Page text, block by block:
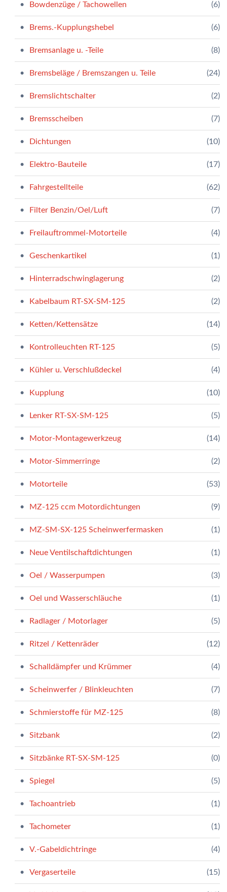
Bowdenzüge / Tachowellen (6)
Brems.-Kupplungshebel (6)
Bremsanlage u. -Teile (8)
Bremsbeläge / Bremszangen u. Teile (24)
Bremslichtschalter (2)
Bremsscheiben (7)
Dichtungen (10)
Elektro-Bauteile (17)
Fahrgestellteile (62)
Filter Benzin/Oel/Luft (7)
Freilauftrommel-Motorteile (4)
Geschenkartikel (1)
Hinterradschwinglagerung (2)
Kabelbaum RT-SX-SM-125 (2)
Ketten/Kettensätze (14)
Kontrolleuchten RT-125 (5)
Kühler u. Verschlußdeckel (4)
Kupplung (10)
Lenker RT-SX-SM-125 (5)
Motor-Montagewerkzeug (14)
Motor-Simmerringe (2)
Motorteile (53)
MZ-125 ccm Motordichtungen (9)
MZ-SM-SX-125 Scheinwerfermasken (1)
Neue Ventilschaftdichtungen (1)
Oel / Wasserpumpen (3)
Oel und Wasserschläuche (1)
Radlager / Motorlager (5)
Ritzel / Kettenräder (12)
Schalldämpfer und Krümmer (4)
Scheinwerfer / Blinkleuchten (7)
Schmierstoffe für MZ-125 (8)
Sitzbank (2)
Sitzbänke RT-SX-SM-125 (0)
Spiegel (5)
Tachoantrieb (1)
Tachometer (1)
V.-Gabeldichtringe (4)
Vergaserteile (15)